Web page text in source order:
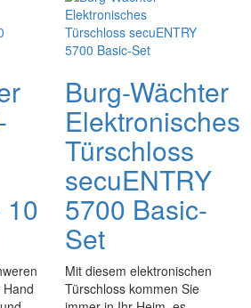
10
Burg-Wächter
Elektronisches
Türschloss
secuENTRY
5700 Basic-
Set
Mit diesem elektronischen
Türschloss kommen Sie